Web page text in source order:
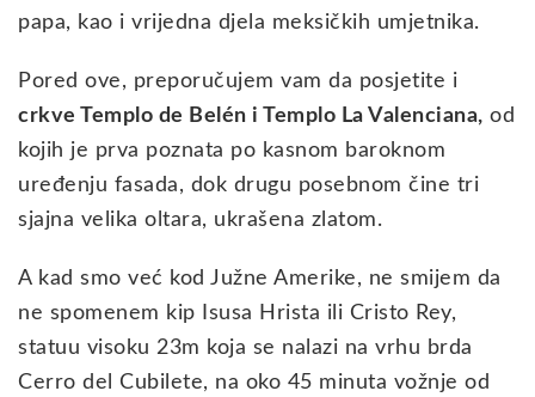
papa, kao i vrijedna djela meksičkih umjetnika.
Pored ove, preporučujem vam da posjetite i
crkve Templo de Belén i Templo La Valenciana, od
kojih je prva poznata po kasnom baroknom
uređenju fasada, dok drugu posebnom čine tri
sjajna velika oltara, ukrašena zlatom.
A kad smo već kod Južne Amerike, ne smijem da
ne spomenem kip Isusa Hrista ili Cristo Rey,
statuu visoku 23m koja se nalazi na vrhu brda
Cerro del Cubilete, na oko 45 minuta vožnje od